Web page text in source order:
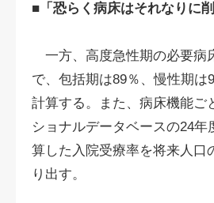
■「恐らく病床はそれなりに削
一方、高度急性期の必要病
で、包括期は89％、慢性期は
計算する。また、病床機能ご
ショナルデータベースの24年
算した入院受療率を将来人口
り出す。